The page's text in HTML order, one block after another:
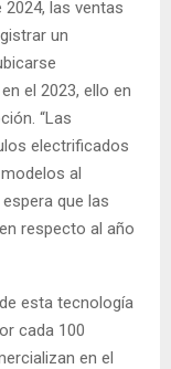
2024, las ventas
un
el 2023, ello en
“Las
electrificados
al
que las
respecto al año
esta tecnología
cada 100
en el